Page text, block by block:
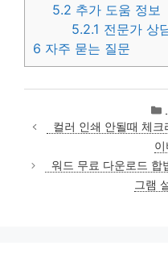
5.2 추가 도움 정보
5.2.1 전문가 상
6 자주 묻는 질문
컬러 인쇄 안될때 체
이
워드 무료 다운로드 합
그램